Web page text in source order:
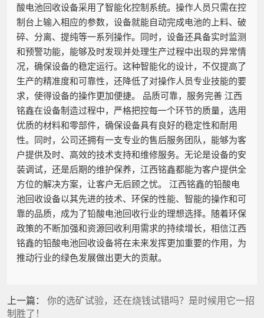
酸电池回收设备采用了智能化控制系统。操作人员只需在控
制台上输入相应的参数，设备就能自动完成电池的上料、破
碎、分离、提纯等一系列操作。同时，设备还具备实时监测
和预警功能，能够及时发现并处理生产过程中出现的异常情
况，确保设备的稳定运行。这种智能化的设计，不仅提高了
生产的精准度和可靠性，还降低了对操作人员专业技能的要
求，使得设备的操作更加便捷。 品质可靠，服务完善 江西
铭鑫在设备制造过程中，严格把控每一个环节的质量，选用
优质的材料和零部件，确保设备具有良好的稳定性和耐用
性。同时，公司还拥有一支专业的售后服务团队，能够为客
户提供及时、高效的技术支持和维修服务。无论是设备的安
装调试，还是后期的维护保养，江西铭鑫都能为客户提供全
方位的解决方案，让客户无后顾之忧。 江西铭鑫的铅酸电
池回收设备以其先进的技术、环保的性能、智能的操作和可
靠的品质，成为了铅酸电池回收行业的理想选择。随着环保
政策的不断加强和资源回收利用需求的持续增长，相信江西
铭鑫的铅酸电池回收设备将在未来发挥更加重要的作用，为
推动行业的绿色发展做出更大的贡献。
上一篇： 你的选矿试验，还在烧钱试错吗？是时候用它一招
制胜了！